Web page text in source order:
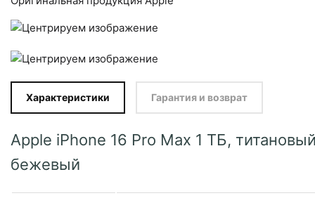
Характеристики Гарантия и возврат
Apple iPhone 16 Pro Max 1 ТБ,
бежевый